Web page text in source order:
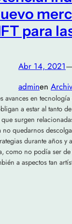
para
Abr 14, 2021—
adminen
avances en
a estar al tanto
surgen
no quedarnos
durante años y
como no podía ser de
a aspectos tan